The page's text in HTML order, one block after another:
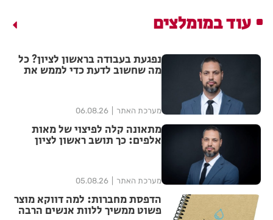
עוד במומלצים
נפגעת בעבודה בראשון לציון? כל
מה שחשוב לדעת כדי לממש את
מערכת האתר 06.08.26
מתאונה קלה לפיצוי של מאות
אלפים: כך תושב ראשון לציון
מערכת האתר 05.08.26
הדפסת מחברות: למה דווקא מוצר
פשוט ממשיך ללוות אנשים הרבה